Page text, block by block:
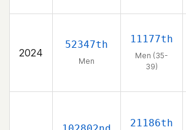
2024
52347th
Men
11177th
Men (35-
39)
21186th